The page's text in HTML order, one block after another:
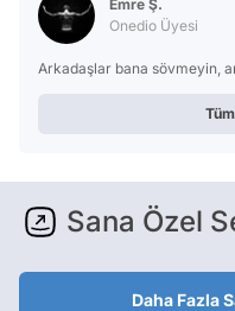
Emre Ş.
Onedio Üyesi
Arkadaşlar bana sövmeyin,
Sana Özel
Daha Fazla